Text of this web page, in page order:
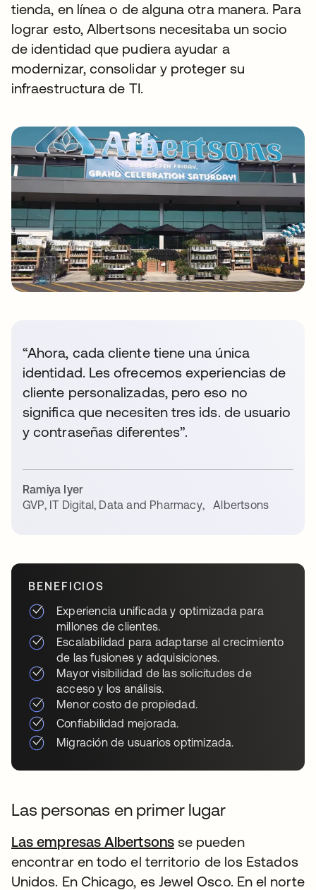
tienda, en línea o de alguna otra manera. Para
lograr esto, Albertsons necesitaba un socio
de identidad que pudiera ayudar a
modernizar, consolidar y proteger su
infraestructura de TI.
“Ahora, cada cliente tiene una única
identidad. Les ofrecemos experiencias de
cliente personalizadas, pero eso no
significa que necesiten tres ids. de usuario
y contraseñas diferentes”.
Ramiya Iyer
GVP, IT Digital, Data and Pharmacy, Albertsons
BENEFICIOS
Experiencia unificada y optimizada para
millones de clientes.
Escalabilidad para adaptarse al crecimiento
de las fusiones y adquisiciones.
Mayor visibilidad de las solicitudes de
acceso y los análisis.
Menor costo de propiedad.
Confiabilidad mejorada.
Migración de usuarios optimizada.
Las personas en primer lugar
Las empresas Albertsonsse abre en una
se pueden
encontrar en todo el territorio de los Estados
Unidos. En Chicago, es Jewel Osco. En el norte